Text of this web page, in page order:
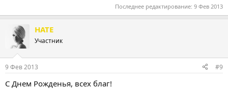
Последнее редактирование: 9 Фев 2013
HATE
Участник
9 Фев 2013 #9
С Днем Рожденья, всех благ!